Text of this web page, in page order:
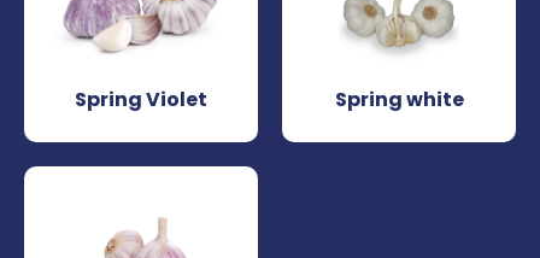
Spring Violet Spring white